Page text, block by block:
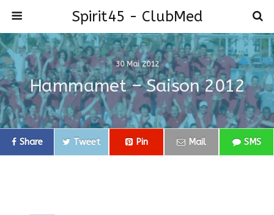
Spirit45 - ClubMed
30 Mai 2012
Hammamet – Saison 2012
Share Tweet Pin Mail SMS